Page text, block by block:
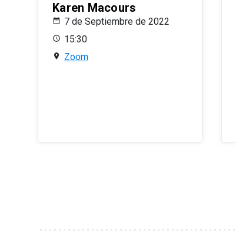
Karen Macours
7 de Septiembre de 2022
15:30
Zoom